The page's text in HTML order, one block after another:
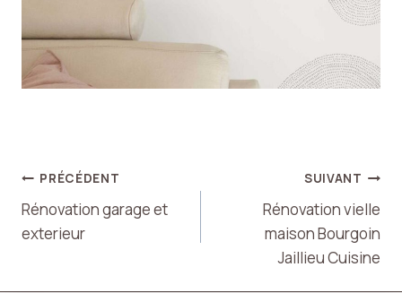
Navigation
De
PRÉCÉDENT
Rénovation garage et
exterieur
SUIVANT
Rénovation vielle
maison Bourgoin
Jaillieu Cuisine